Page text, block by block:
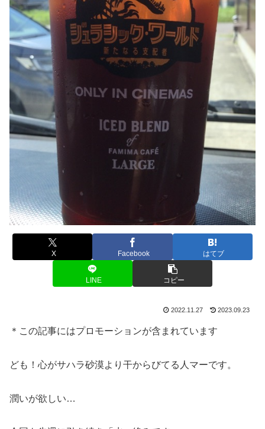
X Facebook はてブ
LINE コピー
2022.11.27 2023.09.23
＊この記事にはプロモーションが含まれています
ども！心がサハラ砂漠より干からびてる人マーです。
潤いが欲しい…